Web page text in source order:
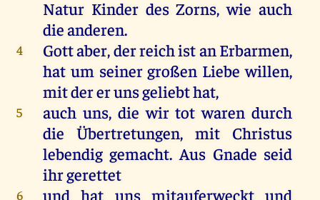
Natur Kinder des Zorns,wie auch
dieanderen.
4 Gottaber,derreichistanErbarmen,
hat um seiner großen Liebe willen,
mitdererunsgeliebthat,
5 auch uns, die wir tot waren durch
die
Übertretungen,mit
Christus
lebendig gemacht. Aus Gnade seid
ihrgerettet
6 und hat unsmitauferwecktund